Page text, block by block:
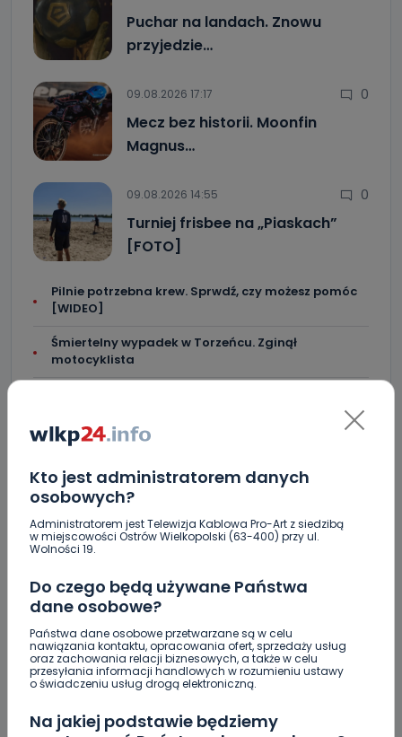
Kto jest administratorem danych
osobowych?
Administratorem jest Telewizja Kablowa Pro-Art z siedzibą
w miejscowości Ostrów Wielkopolski (63-400) przy ul.
Wolności 19.
Do czego będą używane Państwa
dane osobowe?
Państwa dane osobowe przetwarzane są w celu
nawiązania kontaktu, opracowania ofert, sprzedaży usług
oraz zachowania relacji biznesowych, a także w celu
przesyłania informacji handlowych w rozumieniu ustawy
o świadczeniu usług drogą elektroniczną.
Na jakiej podstawie będziemy
Puchar na landach. Znowu
przyjedzie…
09.08.2026 17:17 0
Mecz bez historii. Moonfin
Magnus…
09.08.2026 14:55 0
Turniej frisbee na „Piaskach”
[FOTO]
Pilnie potrzebna krew. Sprwdź, czy możesz pomóc
[WIDEO]
Śmiertelny wypadek w Torzeńcu. Zginął
motocyklista
Wielkopolanie coraz częściej wybierają pociągi.
Blisko 30 narodowości w jednej gminie. Ilu
faktycznie cudzoziemców zamieszkuje Mikstat?
Co się stanie z bluszczem na II LO? [WIDEO]
Upały i burze. Porady dla właścicieli zwierząt
[WIDEO]
Raulin, Witkowska, Marciniak, Kowalska. "Odyseja
Antonińska" dzień drugi [FOTO]
Auto rozbite na drzewie. Poszkodowani nie mogli z